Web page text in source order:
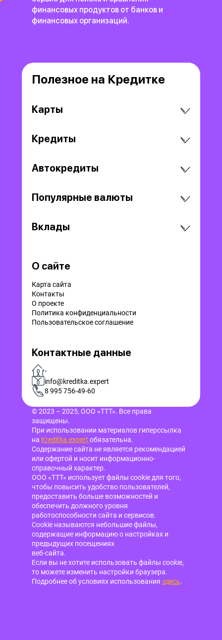
финансовых продуктов от банков и
финансовых организаций.
Полезное на Кредитке
Карты
Кредиты
Автокредиты
Популярные валюты
Вклады
О сайте
Карта сайта
Контакты
О проекте
Политика конфиденциальности
Пользовательское соглашение
Контактные данные
-
info@kreditka.expert
8 995 756-49-60
© 2023 – 2025, ООО «ТТТ». Все права
защищены.
При использовании материалов гиперссылка
на Kreditka.expert обязательна.
Содержание сайта не является рекомендацией
или офертой и носит информационно-
справочный характер.
ООО «ТТТ» использует файлы cookie для того,
чтобы повысить удобство пользователей,
предоставить больше возможностей и
обеспечить должного уровня
работоспособности сайта и сервисов.
Cookie называются небольшие файлы,
содержащие информацию о настройках и
предыдущих посещениях
веб-сайта.
Если вы не хотите использовать файлы cookie,
то можете изменить настройки браузера.
Подробнее об условиях использования здесь.